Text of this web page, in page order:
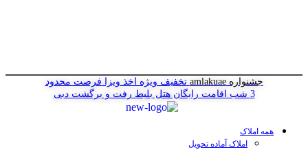
جشنواره amlakuae تخفیف ویژه اخذ ویزا فرصت محدود
3 شب اقامت رایگان هتل
بلیط رفت و برگشت دبی
همه املاک
املاک آماده تحویل